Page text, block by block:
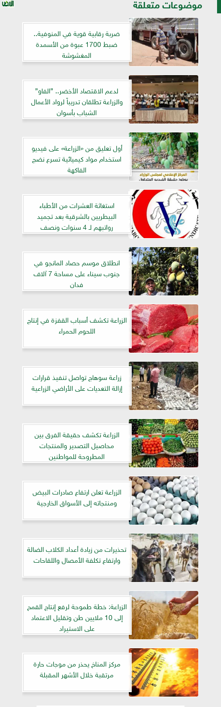
موضوعات متعلقة
ضربة رقابية قوية في المنوفية..
ضبط 1700 عبوة من الأسمدة
المغشوشة
لدعم الاقتصاد الأخضر.. ”الفاو”
والزراعة تطلقان تدريباً لرواد الأعمال
الشباب بأسوان
أول تعليق من «الزراعة» على فيديو
استخدام مواد كيميائية تسرع نضج
الفاكهة
استغاثة العشرات من الأطباء
البيطريين بالشرقية بعد تجميد
رواتبهم لـ 4 سنوات ونصف
انطلاق موسم حصاد المانجو في
جنوب سيناء على مساحة 7 آلاف
فدان
الزراعة تكشف أسباب القفزة في إنتاج
اللحوم الحمراء
زراعة سوهاج تواصل تنفيذ قرارات
إزالة التعديات على الأراضي الزراعية
الزراعة تكشف حقيقة الفرق بين
محاصيل التصدير والمنتجات
المطروحة للمواطنين
الزراعة تعلن ارتفاع صادرات البيض
ومنتجاته إلى الأسواق الخارجية
تحذيرات من زيادة أعداد الكلاب الضالة
وارتفاع تكلفة الأمصال واللقاحات
الزراعة: خطة طموحة لرفع إنتاج القمح
إلى 10 ملايين طن وتقليل الاعتماد
على الاستيراد
مركز المناخ يحذر من موجات حارة
مرتقبة خلال الأشهر المقبلة